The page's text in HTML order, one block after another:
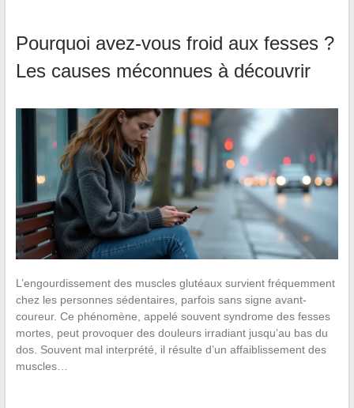
Pourquoi avez-vous froid aux fesses ?
Les causes méconnues à découvrir
L’engourdissement des muscles glutéaux survient fréquemment
chez les personnes sédentaires, parfois sans signe avant-
coureur. Ce phénomène, appelé souvent syndrome des fesses
mortes, peut provoquer des douleurs irradiant jusqu’au bas du
dos. Souvent mal interprété, il résulte d’un affaiblissement des
muscles…